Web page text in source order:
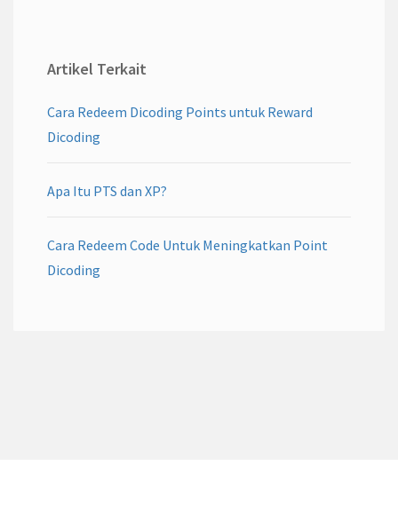
Artikel Terkait
Cara Redeem Dicoding Points untuk Reward
Dicoding
Apa Itu PTS dan XP?
Cara Redeem Code Untuk Meningkatkan Point
Dicoding